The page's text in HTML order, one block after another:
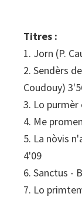
Titres :
1. Jorn (P.
2. Sendèrs
Coudouy)
3. Lo
4. Me
5. La nòvis
4'09
6. Sanctus -
7. Lo